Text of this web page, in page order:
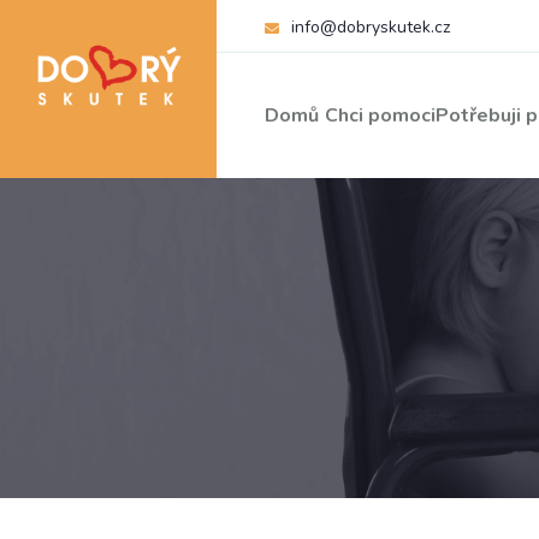
info@dobryskutek.cz
Domů Chci pomociPotřebuji